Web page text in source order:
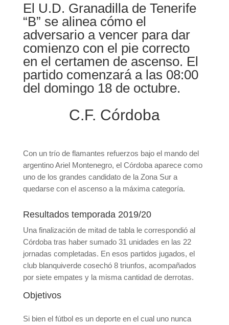
El U.D. Granadilla de Tenerife
“B” se alinea cómo el
adversario a vencer para dar
comienzo con el pie correcto
en el certamen de ascenso. El
partido comenzará a las 08:00
del domingo 18 de octubre.
C.F. Córdoba
Con un trío de flamantes refuerzos bajo el mando del
argentino Ariel Montenegro, el Córdoba aparece como
uno de los grandes candidato de la Zona Sur a
quedarse con el ascenso a la máxima categoría.
Resultados temporada 2019/20
Una finalización de mitad de tabla le correspondió al
Córdoba tras haber sumado 31 unidades en las 22
jornadas completadas. En esos partidos jugados, el
club blanquiverde cosechó 8 triunfos, acompañados
por siete empates y la misma cantidad de derrotas.
Objetivos
Si bien el fútbol es un deporte en el cual uno nunca